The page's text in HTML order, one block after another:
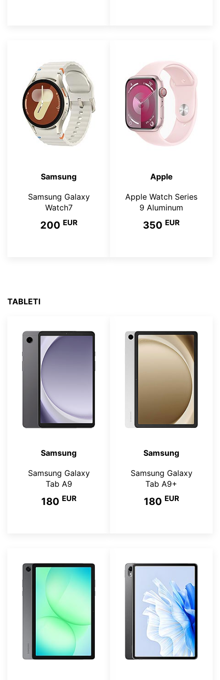
Samsung
Samsung Galaxy
Watch7
200 EUR
Apple
Apple Watch Series
9 Aluminum
350 EUR
TABLETI
Samsung
Samsung Galaxy
Tab A9
180 EUR
Samsung
Samsung Galaxy
Tab A9+
180 EUR